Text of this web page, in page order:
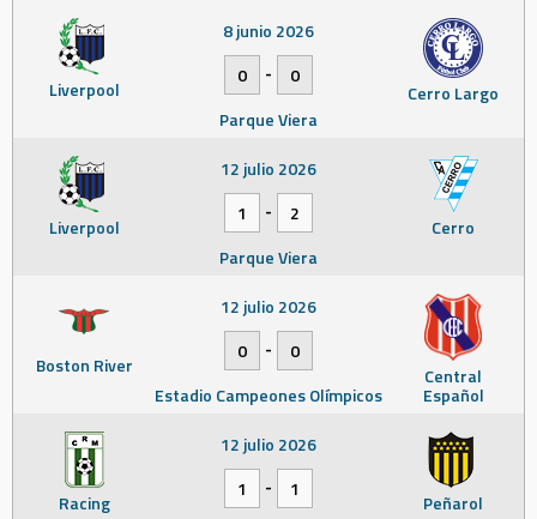
Liverpool Cerro Largo
8 junio 2026
0
-
0
Parque Viera
Liverpool Cerro
12 julio 2026
1
-
2
Parque Viera
Boston River Central
Español
12 julio 2026
0
-
0
Estadio Campeones Olímpicos
Racing Peñarol
12 julio 2026
1
-
1